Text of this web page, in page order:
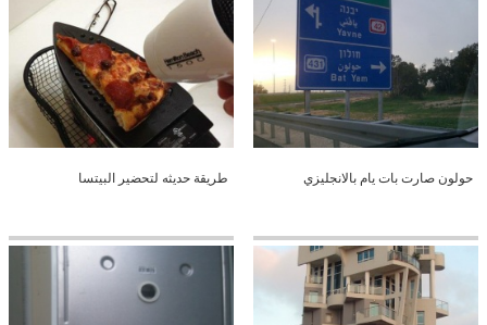
حولون صارت بات يام بالانجليزي طريقة حديثه لتحضير البيتسا